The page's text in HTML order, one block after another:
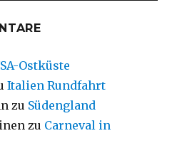
Ostküste
Italien Rundfahrt
zu Südengland
zu Carneval in